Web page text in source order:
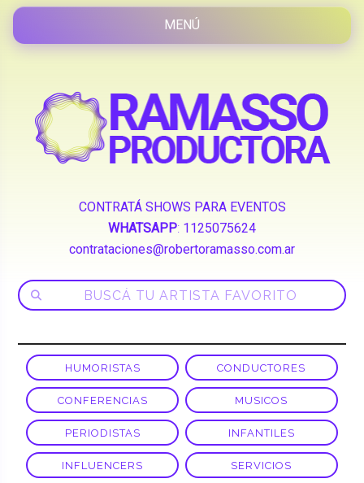
CONTRATÁ SHOWS PARA EVENTOS
WHATSAPP: 1125075624
contrataciones@robertoramasso.com.ar
HUMORISTAS CONDUCTORES
CONFERENCIAS MUSICOS
PERIODISTAS INFANTILES
INFLUENCERS SERVICIOS